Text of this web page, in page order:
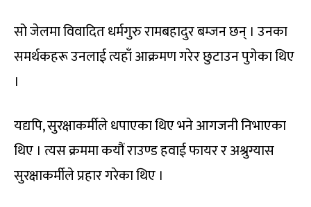
सो जेलमा विवादित धर्मगुरु रामबहादुर बम्जन छन् । उनका
समर्थकहरू उनलाई त्यहाँ आक्रमण गरेर छुटाउन पुगेका थिए
।
यद्यपि, सुरक्षाकर्मीले धपाएका थिए भने आगजनी निभाएका
थिए । त्यस क्रममा कयौं राउण्ड हवाई फायर र अश्रुग्यास
सुरक्षाकर्मीले प्रहार गरेका थिए ।